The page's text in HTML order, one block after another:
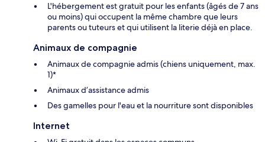
L'hébergement est gratuit pour les enfants (âgés de 7 ans
ou moins) qui occupent la même chambre que leurs
parents ou tuteurs et qui utilisent la literie déjà en place.
Animaux de compagnie
Animaux de compagnie admis (chiens uniquement, max.
1)*
Animaux d’assistance admis
Des gamelles pour l'eau et la nourriture sont disponibles
Internet